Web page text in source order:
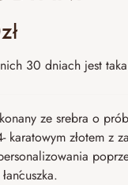
zł
30 dniach jest
ze srebra o
karatowym złotem z